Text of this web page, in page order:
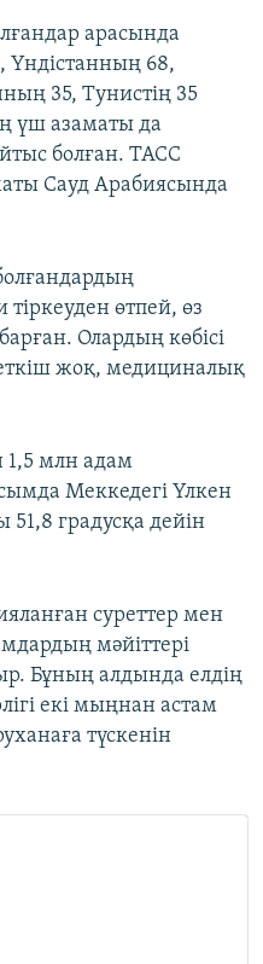
арасында
Үндістанның 68,
35, Тунистің 35
үш азаматы да
болған. ТАСС
Сауд Арабиясында
өтпей, өз
Олардың көбісі
жоқ, медициналық
1,5 млн адам
Меккедегі Үлкен
51,8 градусқа дейін
суреттер мен
мәйіттері
Бұның алдында елдің
екі мыңнан астам
түскенін